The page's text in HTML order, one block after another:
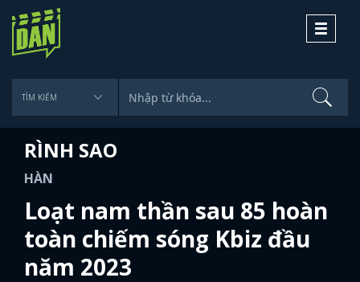
Toggle
RÌNH SAO
HÀN
Loạt nam thần sau 85 hoàn
toàn chiếm sóng Kbiz đầu
năm 2023